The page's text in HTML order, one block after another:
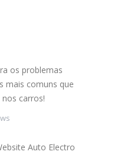
os problemas
mais comuns que
carros!
Auto Electro